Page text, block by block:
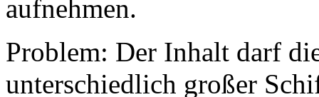
aufnehmen.
Problem: Der Inhalt darf
unterschiedlich großer